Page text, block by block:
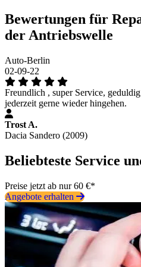
Bewertungen für
der Antriebswelle
Auto-Berlin
02-09-22
Freundlich , super Service,
jederzeit gerne wieder hingehen.
Trost A.
Dacia Sandero (2009)
Beliebteste Service
Preise jetzt ab nur 60 €*
Angebote erhalten